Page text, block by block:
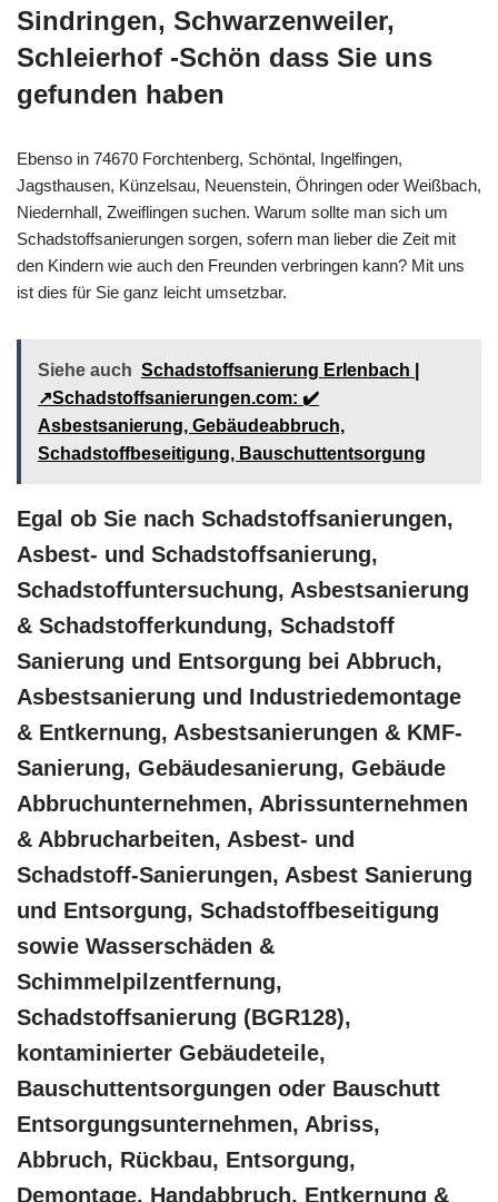
Sindringen, Schwarzenweiler,
Schleierhof -Schön dass Sie uns
gefunden haben
Ebenso in 74670 Forchtenberg, Schöntal, Ingelfingen,
Jagsthausen, Künzelsau, Neuenstein, Öhringen oder Weißbach,
Niedernhall, Zweiflingen suchen. Warum sollte man sich um
Schadstoffsanierungen sorgen, sofern man lieber die Zeit mit
den Kindern wie auch den Freunden verbringen kann? Mit uns
ist dies für Sie ganz leicht umsetzbar.
Siehe auch Schadstoffsanierung Erlenbach |
↗️Schadstoffsanierungen.com: ✔️
Asbestsanierung, Gebäudeabbruch,
Schadstoffbeseitigung, Bauschuttentsorgung
Egal ob Sie nach Schadstoffsanierungen,
Asbest- und Schadstoffsanierung,
Schadstoffuntersuchung, Asbestsanierung
& Schadstofferkundung, Schadstoff
Sanierung und Entsorgung bei Abbruch,
Asbestsanierung und Industriedemontage
& Entkernung, Asbestsanierungen & KMF-
Sanierung, Gebäudesanierung, Gebäude
Abbruchunternehmen, Abrissunternehmen
& Abbrucharbeiten, Asbest- und
Schadstoff-Sanierungen, Asbest Sanierung
und Entsorgung, Schadstoffbeseitigung
sowie Wasserschäden &
Schimmelpilzentfernung,
Schadstoffsanierung (BGR128),
kontaminierter Gebäudeteile,
Bauschuttentsorgungen oder Bauschutt
Entsorgungsunternehmen, Abriss,
Abbruch, Rückbau, Entsorgung,
Demontage, Handabbruch, Entkernung &